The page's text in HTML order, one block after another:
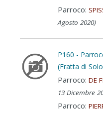
Parroco:
Agosto 2020)
P160 -
(Fratta di
Parroco:DE
13 Dicembre
Parroco: